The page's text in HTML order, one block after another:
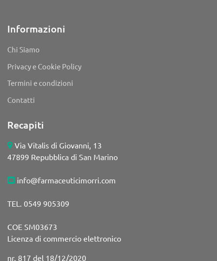
Informazioni
Chi Siamo
Privacy e Cookie Policy
Termini e condizioni
Contatti
Recapiti
Via Vitalis di Giovanni, 13
47899 Repubblica di San Marino
info@farmaceuticimorri.com
TEL. 0549 905309
COE SM03673
Licenza di commercio elettronico
nr. 817 del 18/12/2020